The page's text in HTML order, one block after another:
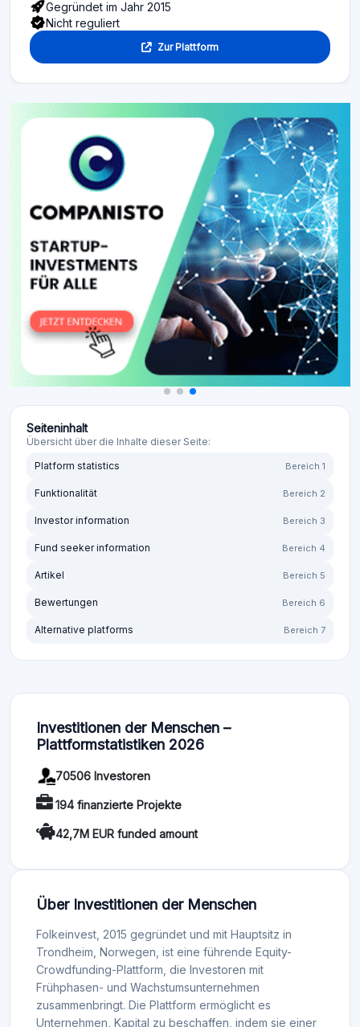
Gegründet im Jahr 2015
Nicht reguliert
Zur Plattform
Seiteninhalt
Übersicht über die Inhalte dieser Seite:
Platform statistics
Bereich 1
Funktionalität Bereich 2
Investor information Bereich 3
Fund seeker information Bereich 4
Artikel Bereich 5
Bewertungen Bereich 6
Alternative platforms Bereich 7
Investitionen der Menschen –
Plattformstatistiken 2026
70506 Investoren
194 finanzierte Projekte
42,7M EUR funded amount
Über Investitionen der Menschen
Folkeinvest, 2015 gegründet und mit Hauptsitz in
Trondheim, Norwegen, ist eine führende Equity-
Crowdfunding-Plattform, die Investoren mit
Frühphasen- und Wachstumsunternehmen
zusammenbringt. Die Plattform ermöglicht es
Unternehmen, Kapital zu beschaffen, indem sie einer